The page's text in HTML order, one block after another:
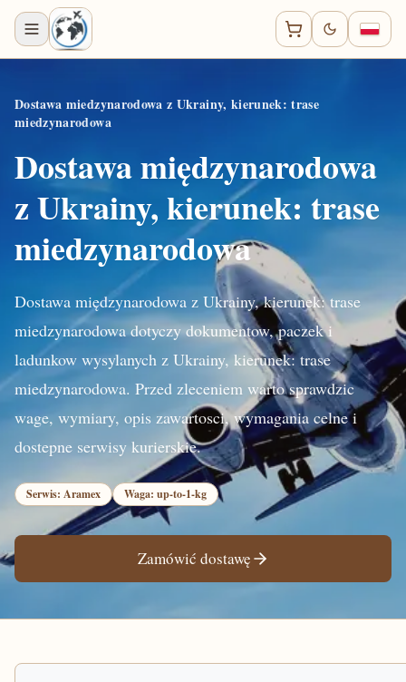
Dostawa miedzynarodowa z Ukrainy, kierunek: trase
miedzynarodowa
Dostawa międzynarodowa
z Ukrainy, kierunek: trase
miedzynarodowa
Dostawa międzynarodowa z Ukrainy, kierunek: trase
miedzynarodowa dotyczy dokumentow, paczek i
ladunkow wysylanych z Ukrainy, kierunek: trase
miedzynarodowa. Przed zleceniem warto sprawdzic
wage, wymiary, opis zawartosci, wymagania celne i
dostepne serwisy kurierskie.
Serwis: Aramex Waga: up-to-1-kg
Zamówić dostawę